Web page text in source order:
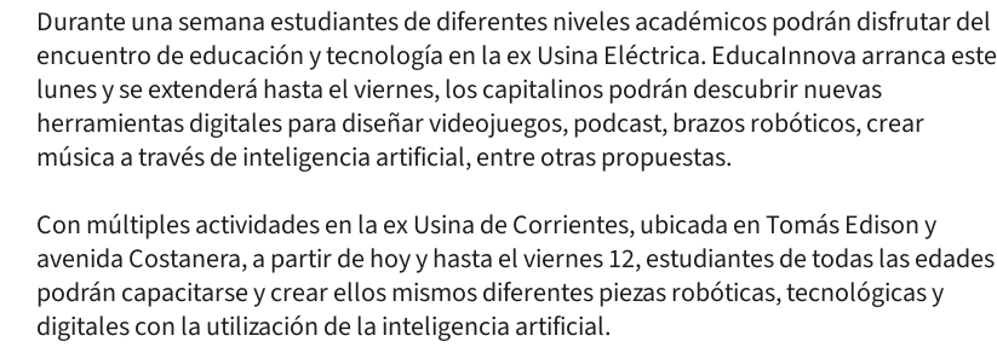
Durante una semana estudiantes de diferentes niveles académicos podrán disfrutar del
encuentro de educación y tecnología en la ex Usina Eléctrica. EducaInnova arranca este
lunes y se extenderá hasta el viernes, los capitalinos podrán descubrir nuevas
herramientas digitales para diseñar videojuegos, podcast, brazos robóticos, crear
música a través de inteligencia artificial, entre otras propuestas.
Con múltiples actividades en la ex Usina de Corrientes, ubicada en Tomás Edison y
avenida Costanera, a partir de hoy y hasta el viernes 12, estudiantes de todas las edades
podrán capacitarse y crear ellos mismos diferentes piezas robóticas, tecnológicas y
digitales con la utilización de la inteligencia artificial.